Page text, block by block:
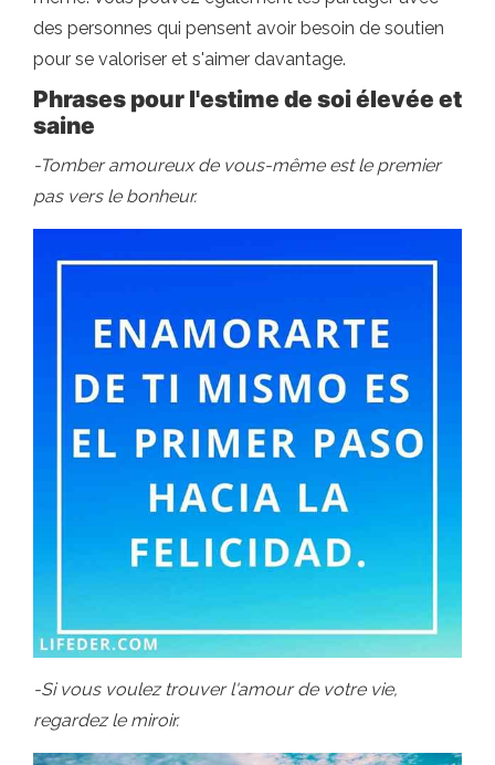
des personnes qui pensent avoir besoin de soutien
pour se valoriser et s'aimer davantage.
Phrases pour l'estime de soi élevée et
saine
-Tomber amoureux de vous-même est le premier
pas vers le bonheur.
-Si vous voulez trouver l'amour de votre vie,
regardez le miroir.